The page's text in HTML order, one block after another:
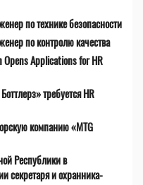
по технике безопасности
по контролю качества
Applications for HR
требуется HR
компанию «MTG
Республики в
секретаря и охранника-